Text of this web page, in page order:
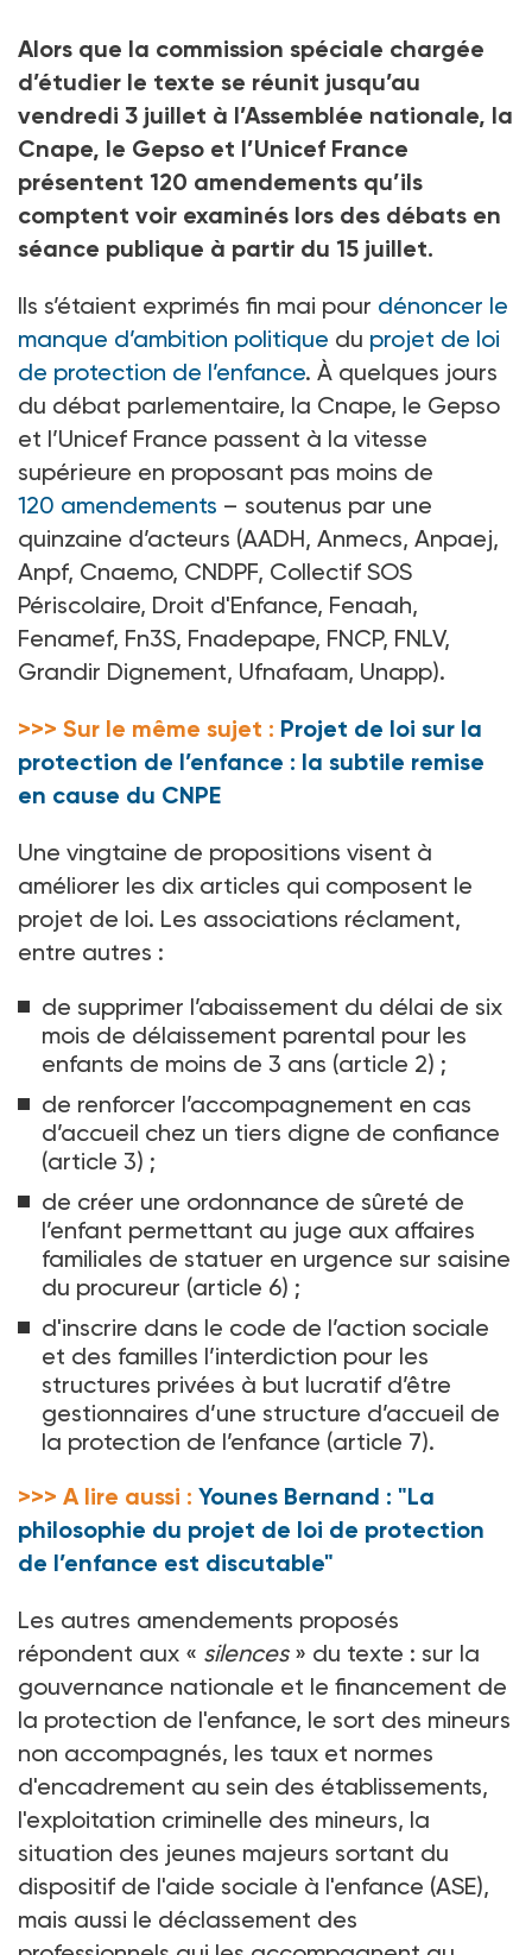
Alors que la commission spéciale chargée
d’étudier le texte se réunit jusqu’au
vendredi 3 juillet à l’Assemblée nationale, la
Cnape, le Gepso et l’Unicef France
présentent 120 amendements qu’ils
comptent voir examinés lors des débats en
séance publique à partir du 15 juillet.
Ils s’étaient exprimés fin mai pour dénoncer le
manque d’ambition politique du projet de loi
de protection de l’enfance. À quelques jours
du débat parlementaire, la Cnape, le Gepso
et l’Unicef France passent à la vitesse
supérieure en proposant pas moins de
120 amendements – soutenus par une
quinzaine d’acteurs (AADH, Anmecs, Anpaej,
Anpf, Cnaemo, CNDPF, Collectif SOS
Périscolaire, Droit d'Enfance, Fenaah,
Fenamef, Fn3S, Fnadepape, FNCP, FNLV,
Grandir Dignement, Ufnafaam, Unapp).
>>> Sur le même sujet : Projet de loi sur la
protection de l’enfance : la subtile remise
en cause du CNPE
Une vingtaine de propositions visent à
améliorer les dix articles qui composent le
projet de loi. Les associations réclament,
entre autres :
de supprimer l’abaissement du délai de six
mois de délaissement parental pour les
enfants de moins de 3 ans (article 2) ;
de renforcer l’accompagnement en cas
d’accueil chez un tiers digne de confiance
(article 3) ;
de créer une ordonnance de sûreté de
l’enfant permettant au juge aux affaires
familiales de statuer en urgence sur saisine
du procureur (article 6) ;
d'inscrire dans le code de l’action sociale
et des familles l’interdiction pour les
structures privées à but lucratif d’être
gestionnaires d’une structure d’accueil de
la protection de l’enfance (article 7).
>>> A lire aussi : Younes Bernand : "La
philosophie du projet de loi de protection
de l’enfance est discutable"
Les autres amendements proposés
répondent aux « silences » du texte : sur la
gouvernance nationale et le financement de
la protection de l'enfance, le sort des mineurs
non accompagnés, les taux et normes
d'encadrement au sein des établissements,
l'exploitation criminelle des mineurs, la
situation des jeunes majeurs sortant du
dispositif de l'aide sociale à l'enfance (ASE),
mais aussi le déclassement des